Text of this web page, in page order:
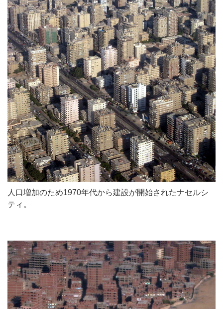
人口増加のため1970年代から建設が開始されたナセルシ
ティ。